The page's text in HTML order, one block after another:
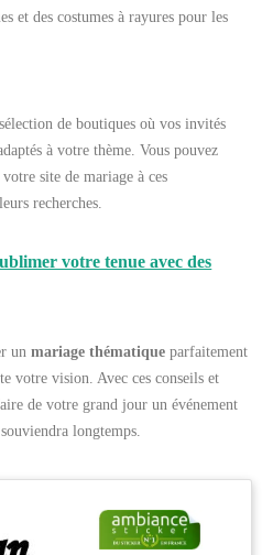
et des costumes à rayures pour les
de boutiques où vos invités
à votre thème. Vous pouvez
site de mariage à ces
recherches.
votre tenue avec des
un mariage thématique parfaitement
votre vision. Avec ces conseils et
de votre grand jour un événement
longtemps.